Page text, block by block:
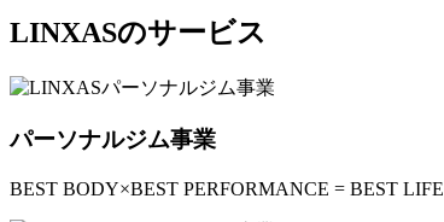
LINXASのサービス
パーソナルジム事業
BEST BODY×BEST PERFORMANCE = BEST LIFE